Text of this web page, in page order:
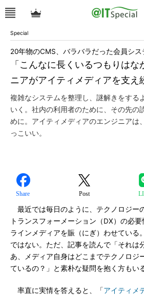
Special
「こんなに長くいるつもりはな
ニアがアイティメディアを支え
20年物のCMS、バラバラだった会員シ
複雑なシステムを整理し、謎解きをする
いく。社内の利用者のために、その先の
めに。アイティメディアのエンジニアは
っこいい。
Share Post
最近では毎日のように、テクノロジー
トランスフォーメーション（DX）の必
ラインメディアを賑（にぎ）わせている
ではない。ただ、記事を読んで「それは
あ、メディア自身はどこまでテクノロジ
ているの？」と素朴な疑問を抱く方もい
率直に実情を答えると、「アイティメ